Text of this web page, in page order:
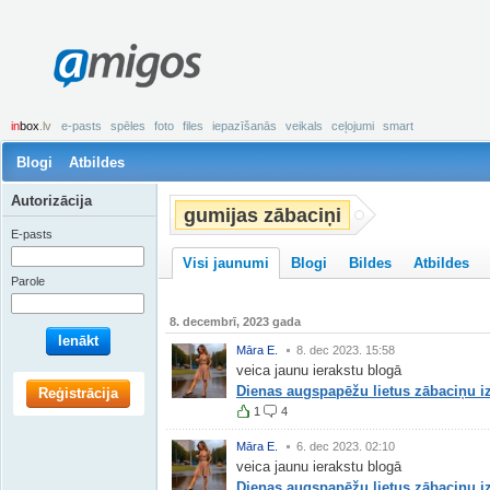
amigos
inbox .lv e-pasts spēles foto files iepazīšanās veikals ceļojumi smart
Blogi Atbildes
gumijas zābaciņi
Visi jaunumi Blogi Bildes Atbildes
8. decembrī, 2023 gada
Māra E. 8. dec 2023. 15:58
veica jaunu ierakstu blogā
Dienas augspapēžu lietus zābaciņu
1 4
Māra E. 6. dec 2023. 02:10
veica jaunu ierakstu blogā
Autorizācija
E-pasts
Parole
Ienākt
Reģistrācija